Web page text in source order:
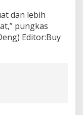
dan lebih
pungkas
Editor:Buy